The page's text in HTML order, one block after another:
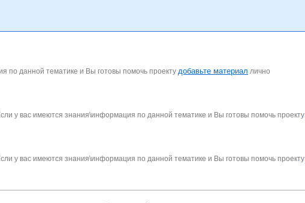
по данной тематике и Вы готовы помочь проекту добавьте материал лично
у вас имеются знания\информация по данной тематике и Вы готовы помочь проекту
у вас имеются знания\информация по данной тематике и Вы готовы помочь проекту